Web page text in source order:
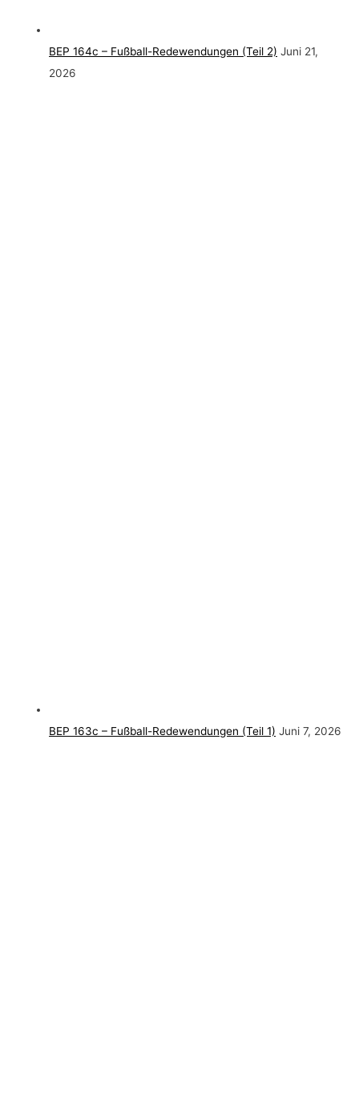
BEP 164c – Fußball-Redewendungen (Teil 2) Juni 21,
2026
BEP 163c – Fußball-Redewendungen (Teil 1) Juni 7, 2026